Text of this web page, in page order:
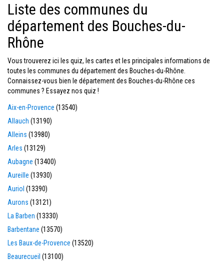
Liste des communes du
département des Bouches-du-
Rhône
Vous trouverez ici les quiz, les cartes et les principales informations de
toutes les communes du département des Bouches-du-Rhône.
Connaissez-vous bien le département des Bouches-du-Rhône ces
communes ? Essayez nos quiz !
Aix-en-Provence (13540)
Allauch (13190)
Alleins (13980)
Arles (13129)
Aubagne (13400)
Aureille (13930)
Auriol (13390)
Aurons (13121)
La Barben (13330)
Barbentane (13570)
Les Baux-de-Provence (13520)
Beaurecueil (13100)